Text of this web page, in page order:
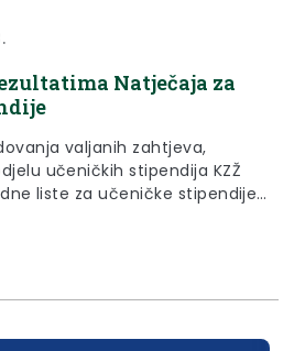
Natječaja za
valjanih zahtjeva,
učeničkih stipendija KZŽ
liste za učeničke stipendije
na uvid i znanje.